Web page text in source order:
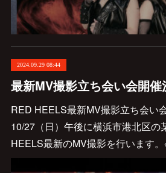
2024.09.29 08:44
最新MV撮影立ち会い会開催
RED HEELS最新MV撮影立ち会い
10/27（日）午後に横浜市港北区の
HEELS最新のMV撮影を行います